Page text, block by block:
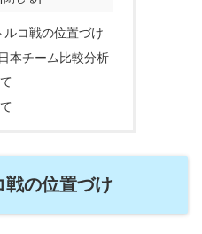
コ戦の位置づけ
本チーム比較分析
戦の位置づけ